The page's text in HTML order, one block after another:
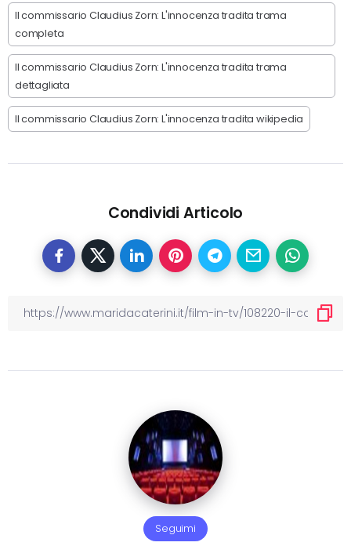
Il commissario Claudius Zorn: L'innocenza tradita trama
completa
Il commissario Claudius Zorn: L'innocenza tradita trama
dettagliata
Il commissario Claudius Zorn: L'innocenza tradita wikipedia
Condividi Articolo
Seguimi